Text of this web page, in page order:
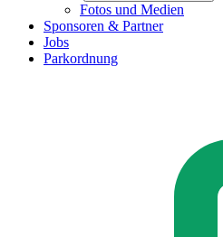
Fotos und Medien
Sponsoren & Partner
Jobs
Parkordnung